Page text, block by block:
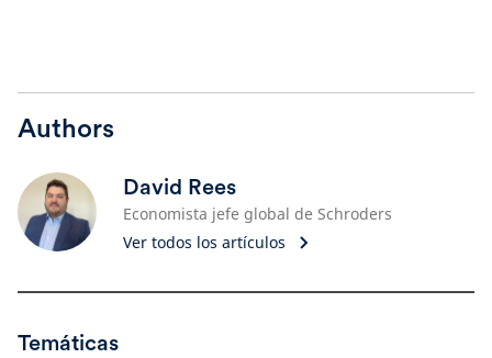
Authors
David Rees
Economista jefe global de Schroders
Ver todos los artículos
Temáticas